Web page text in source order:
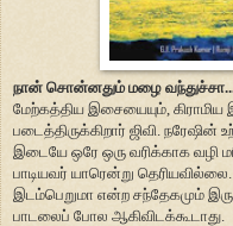
நான் சொன்னதும் மழை
மேற்கத்திய இசையையும்,
படைத்திருக்கிறார் ஜிவி.
இடையே ஒரே ஒரு வரிக்காக வழி
பாடியவர் யாரென்று
இடம்பெறுமா என்ற சந்தேகமும்
பாடலைப் போல ஆகிவிடக்கூடாது.